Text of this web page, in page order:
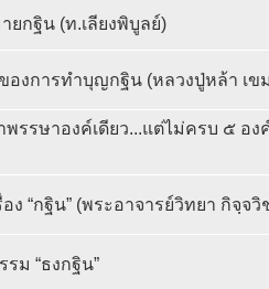
ยกฐิน (ท.เลียงพิบูลย์)
องการทำบุญกฐิน (หลวงปู่หล้า เข
พรรษาองค์เดียว...แต่ไม่ครบ ๕ อง
อง “กฐิน” (พระอาจารย์วิทยา กิจฺจวิ
ม “ธงกฐิน”